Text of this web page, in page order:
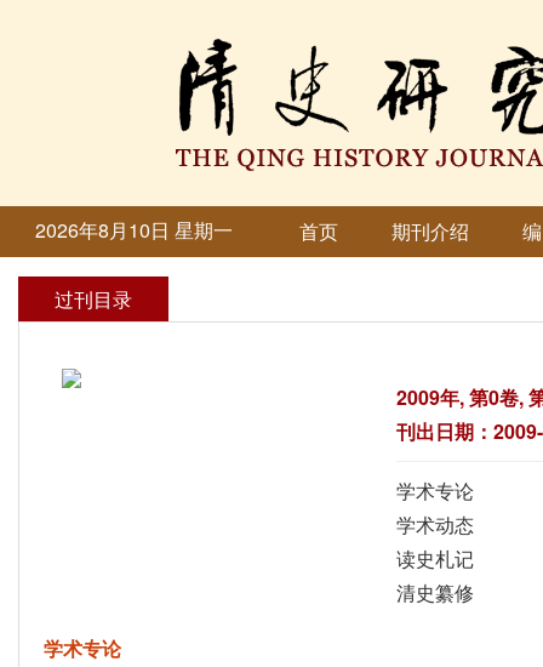
2026年8月10日 星期一 首页 期刊介绍
过刊目录
2009年, 第0卷,
刊出日期：
学术专论
学术动态
读史札记
清史纂修
学术专论